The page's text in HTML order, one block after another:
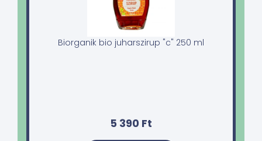
Biorganik bio juharszirup "c" 250 ml
5 390 Ft